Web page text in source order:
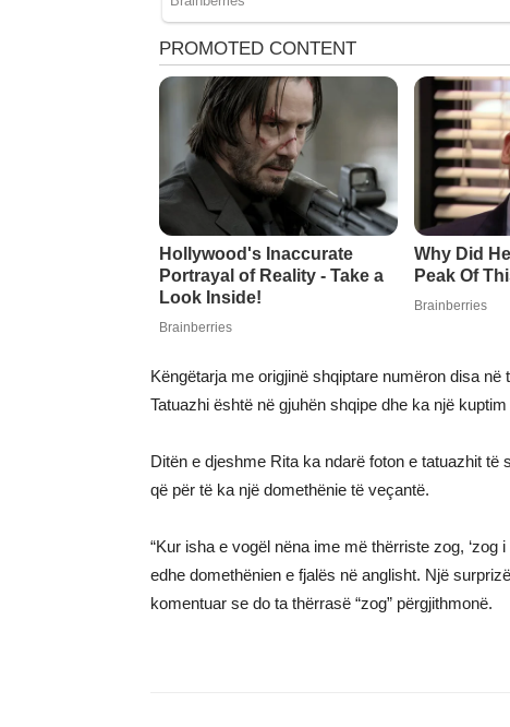
Këngëtarja me origjinë shqiptare numëron disa
Tatuazhi është në gjuhën shqipe dhe ka një
Ditën e djeshme Rita ka ndarë foton e tatuazhit të
që për të ka një domethënie të veçantë.
“Kur isha e vogël nëna ime më thërriste zog, ‘zog
edhe domethënien e fjalës në anglisht. Një
komentuar se do ta thërrasë “zog” përgjithmonë.